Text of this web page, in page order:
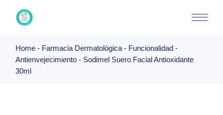
content
Home Farmacia Dermatológica
Funcionalidad
Antienvejecimiento
Sodimel Suero Facial Antioxidante
30ml